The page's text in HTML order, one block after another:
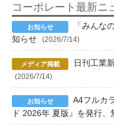
コーポレート最新ニ
「みんな
知らせ
(2026/7/14)
日刊工業
(2026/7/14)
A4フルカ
ド 2026年 夏版』を発行